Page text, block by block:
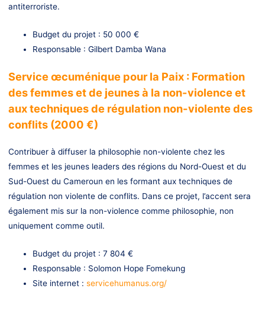
antiterroriste.
Budget du projet : 50 000 €
Responsable : Gilbert Damba Wana
Service œcuménique pour la Paix : Formation
des femmes et de jeunes à la non-violence et
aux techniques de régulation non-violente des
conflits (2000 €)
Contribuer à diffuser la philosophie non-violente chez les
femmes et les jeunes leaders des régions du Nord-Ouest et du
Sud-Ouest du Cameroun en les formant aux techniques de
régulation non violente de conflits. Dans ce projet, l’accent sera
également mis sur la non-violence comme philosophie, non
uniquement comme outil.
Budget du projet : 7 804 €
Responsable : Solomon Hope Fomekung
Site internet : servicehumanus.org/